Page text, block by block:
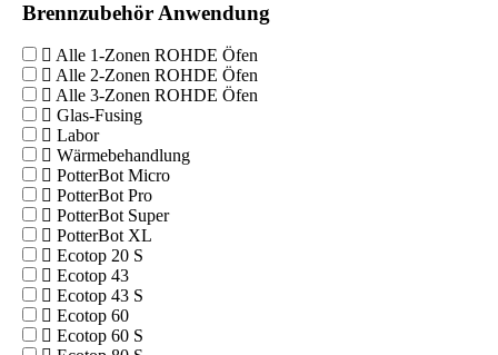
Brennzubehör Anwendung
Alle 1-Zonen ROHDE Öfen
Alle 2-Zonen ROHDE Öfen
Alle 3-Zonen ROHDE Öfen
Glas-Fusing
Labor
Wärmebehandlung
PotterBot Micro
PotterBot Pro
PotterBot Super
PotterBot XL
Ecotop 20 S
Ecotop 43
Ecotop 43 S
Ecotop 60
Ecotop 60 S